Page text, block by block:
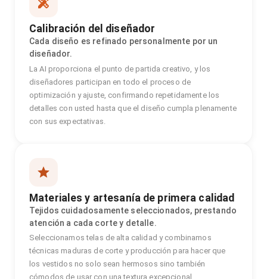
Calibración del diseñador
Cada diseño es refinado personalmente por un
diseñador.
La AI proporciona el punto de partida creativo, y los
diseñadores participan en todo el proceso de
optimización y ajuste, confirmando repetidamente los
detalles con usted hasta que el diseño cumpla plenamente
con sus expectativas.
Materiales y artesanía de primera calidad
Tejidos cuidadosamente seleccionados, prestando
atención a cada corte y detalle.
Seleccionamos telas de alta calidad y combinamos
técnicas maduras de corte y producción para hacer que
los vestidos no solo sean hermosos sino también
cómodos de usar con una textura excepcional.